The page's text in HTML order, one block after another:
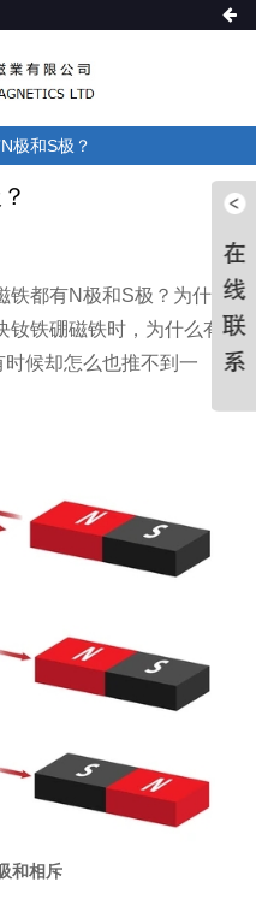
极和S极？
铁都有N极和S极？为什么
铁硼磁铁时，为什么有
候却怎么也推不到一
和相斥